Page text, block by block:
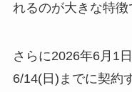
れるのが大きな特徴
さらに2026年6月1
6/14(日)までに契約